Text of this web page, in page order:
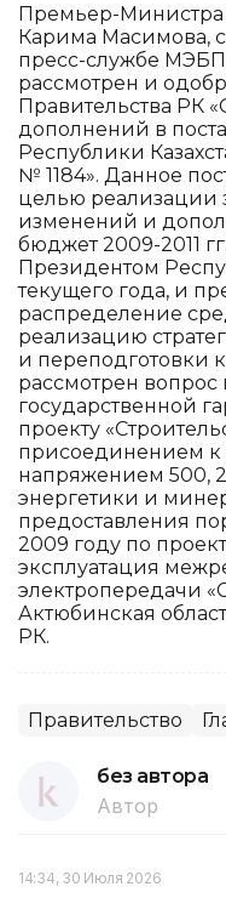
Премьер-Министра
Карима Масимова,
пресс-службе
рассмотрен и
Правительства РК
дополнений в
Республики
№ 1184». Данное
целью реализации
изменений и
бюджет 2009-2011
Президентом
текущего года, и
распределение
реализацию
и переподготовки
рассмотрен вопрос
государственной
проекту
присоединением к
напряжением 500,
энергетики и
предоставления
2009 году по
эксплуатация
электропередачи
Актюбинская
РК.
Правительство
без автора
Автор
14:34, 30 Июля 2026